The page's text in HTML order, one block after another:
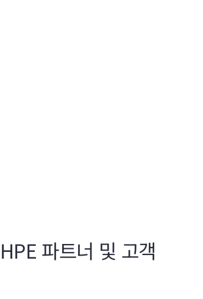
HPE 파트너 및 고객